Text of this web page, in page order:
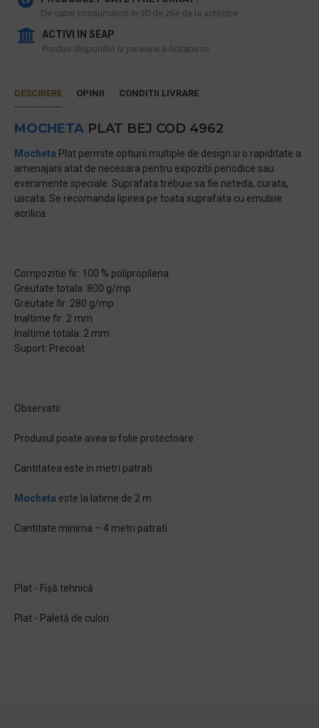
De catre consumatori in 30 de zile de la achizitie
ACTIVI IN SEAP
Produs disponibil si pe www.e-licitatie.ro
DESCRIERE OPINII CONDITII LIVRARE
MOCHETA PLAT BEJ COD 4962
Mocheta Plat permite optiuni multiple de design si o rapiditate a
amenajarii atat de necesara pentru expozitii periodice sau
evenimente speciale. Suprafata trebuie sa fie neteda, curata,
uscata. Se recomanda lipirea pe toata suprafata cu emulsie
acrilica.
Compozitie fir: 100 % polipropilena
Greutate totala: 800 g/mp
Greutate fir: 280 g/mp
Inaltime fir: 2 mm
Inaltime totala: 2 mm
Suport: Precoat
Observatii:
Produsul poate avea si folie protectoare
Cantitatea este in metri patrati.
Mocheta este la latime de 2 m.
Cantitate minima – 4 metri patrati.
Plat - Fișă tehnică
Plat - Paletă de culori